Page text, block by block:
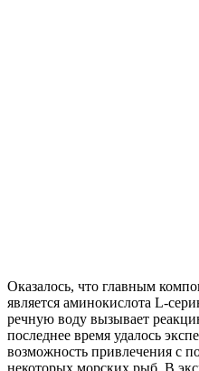
Оказалось, что главным
является аминокислота L-
речную воду вызывает
последнее время удалось
возможность привлечения с
некоторых морских рыб. В